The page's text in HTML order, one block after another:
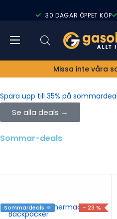
30 DAGAR ÖPPET KÖP
Missa inte våra
Spara upp till 35% på
Se alla deals →
Sommar-deals
Sommardeals 🌞 - 23 %